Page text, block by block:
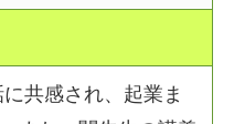
共感され、起業ま